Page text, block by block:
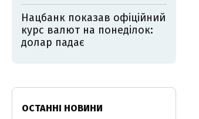
Нацбанк показав офіційний
курс валют на понеділок:
долар падає
ОСТАННІ НОВИНИ